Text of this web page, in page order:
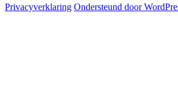
Privacyverklaring Ondersteund door